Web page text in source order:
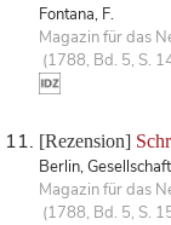
Fontana, F.
Magazin für das
(1788, Bd. 5, S.
[Rezension]
Berlin,
Magazin für das
(1788, Bd. 5, S.